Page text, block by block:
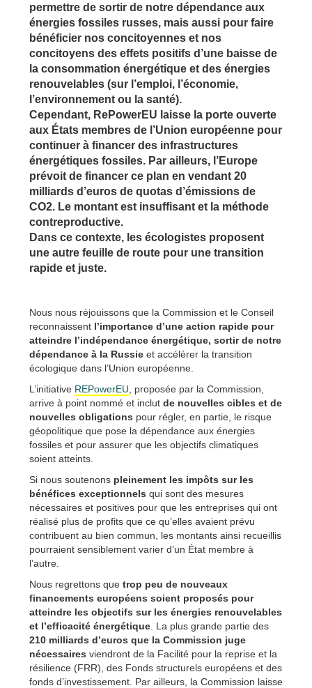
permettre de sortir de notre dépendance aux
énergies fossiles russes, mais aussi pour faire
bénéficier nos concitoyennes et nos
concitoyens des effets positifs d’une baisse de
la consommation énergétique et des énergies
renouvelables (sur l’emploi, l’économie,
l’environnement ou la santé).
Cependant, RePowerEU laisse la porte ouverte
aux États membres de l’Union européenne pour
continuer à financer des infrastructures
énergétiques fossiles. Par ailleurs, l’Europe
prévoit de financer ce plan en vendant 20
milliards d’euros de quotas d’émissions de
CO2. Le montant est insuffisant et la méthode
contreproductive.
Dans ce contexte, les écologistes proposent
une autre feuille de route pour une transition
rapide et juste.
Nous nous réjouissons que la Commission et le Conseil
reconnaissent l’importance d’une action rapide pour
atteindre l’indépendance énergétique, sortir de notre
dépendance à la Russie et accélérer la transition
écologique dans l’Union européenne.
L’initiative REPowerEU , proposée par la Commission,
arrive à point nommé et inclut de nouvelles cibles et de
nouvelles obligations pour régler, en partie, le risque
géopolitique que pose la dépendance aux énergies
fossiles et pour assurer que les objectifs climatiques
soient atteints.
Si nous soutenons pleinement les impôts sur les
bénéfices exceptionnels qui sont des mesures
nécessaires et positives pour que les entreprises qui ont
réalisé plus de profits que ce qu’elles avaient prévu
contribuent au bien commun, les montants ainsi recueillis
pourraient sensiblement varier d’un État membre à
l’autre.
Nous regrettons que trop peu de nouveaux
financements européens soient proposés pour
atteindre les objectifs sur les énergies renouvelables
et l’efficacité énergétique . La plus grande partie des
210 milliards d’euros que la Commission juge
nécessaires viendront de la Facilité pour la reprise et la
résilience (FRR), des Fonds structurels européens et des
fonds d’investissement. Par ailleurs, la Commission laisse